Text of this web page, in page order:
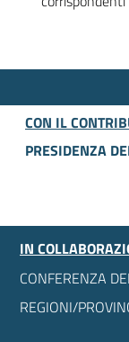
CON IL
PRESIDENZA
IN
CONFERENZA
REGIONI/